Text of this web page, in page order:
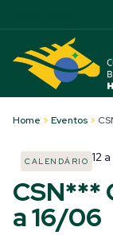
Home > Eventos >
CALENDÁRIO 12 a
CSN***
a 16/06